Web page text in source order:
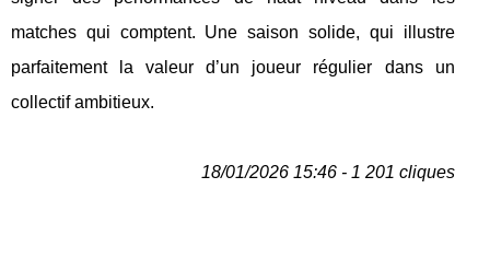
matches qui comptent. Une saison solide, qui illustre
parfaitement la valeur d’un joueur régulier dans un
collectif ambitieux.
18/01/2026 15:46 - 1 201 cliques